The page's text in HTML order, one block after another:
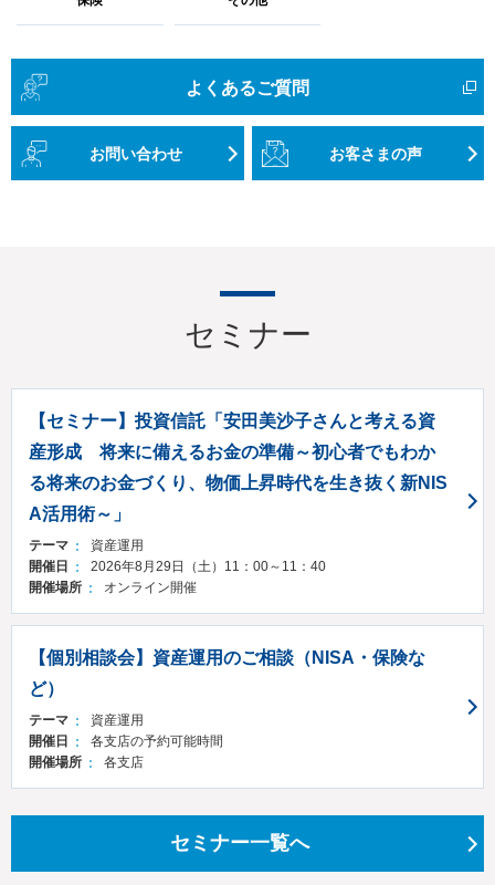
【重要】スマートフォン向けアプリをダウンロードされる
横浜銀行から送信するメールのセキュリティ強化について
横浜銀行から送信するメールへの「BIMI」導入によるブラ
ンドアイコン表示について
お願い
口座の売買・譲渡等は法律により禁止されています。
よくある詐欺の手口
横浜銀行を騙った偽SMS・メールにご注意ください
振込依頼人名変更による暗号資産交換業者・資金移動業者
等へのお振込みの制限について
在留外国人を狙った金融犯罪
よくあるご質問 新し
お問い合わせ お客さまの声
セミナー
【セミナー】投資信託「安田美沙子さんと考える資
産形成 将来に備えるお金の準備～初心者でもわか
る将来のお金づくり、物価上昇時代を生き抜く新NIS
A活用術～」
テーマ
資産運用
開催日
2026年8月29日（土）11：00～11：40
開催場所
オンライン開催
【個別相談会】資産運用のご相談（NISA・保険な
ど）
テーマ
資産運用
開催日
各支店の予約可能時間
開催場所
各支店
セミナー一覧へ